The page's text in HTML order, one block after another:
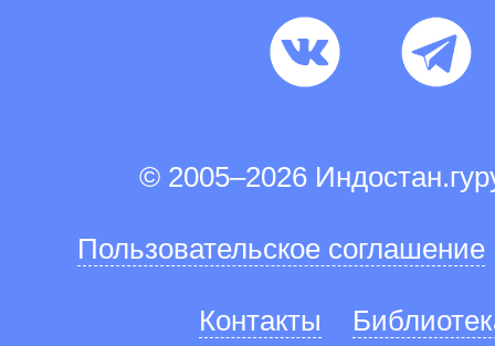
© 2005–2026
Пользовательское соглашение
Контакты